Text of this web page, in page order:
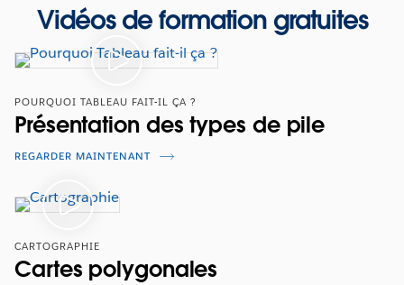
Vidéos de formation gratuites
POURQUOI TABLEAU FAIT-IL ÇA ?
Présentation des types de pile
REGARDER MAINTENANT
CARTOGRAPHIE
Cartes polygonales